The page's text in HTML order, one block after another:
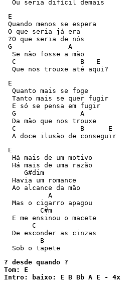
  Ou seria difícil demais
E
Quando menos se espera
O que seria já era
?O que seria de nós
G              A
  Se não fosse a mão
  C                B   E
  Que nos trouxe até aqui?
E
  Quanto mais se foge
  Tanto mais se quer fugir
  E só se pensa em fugir
  G                A
  Da mão que nos trouxe
  C                B      E
  A doce ilusão de conseguir
E
  Há mais de um motivo
  Há mais de uma razão
     G#dim
  Havia um romance
  Ao alcance da mão
           A
  Mas o cigarro apagou
         C#m
  E me ensinou o macete
       C
  De esconder as cinzas
         B
? desde quando ?
Tom: E
Intro: baixo: E B Bb A E - 4x